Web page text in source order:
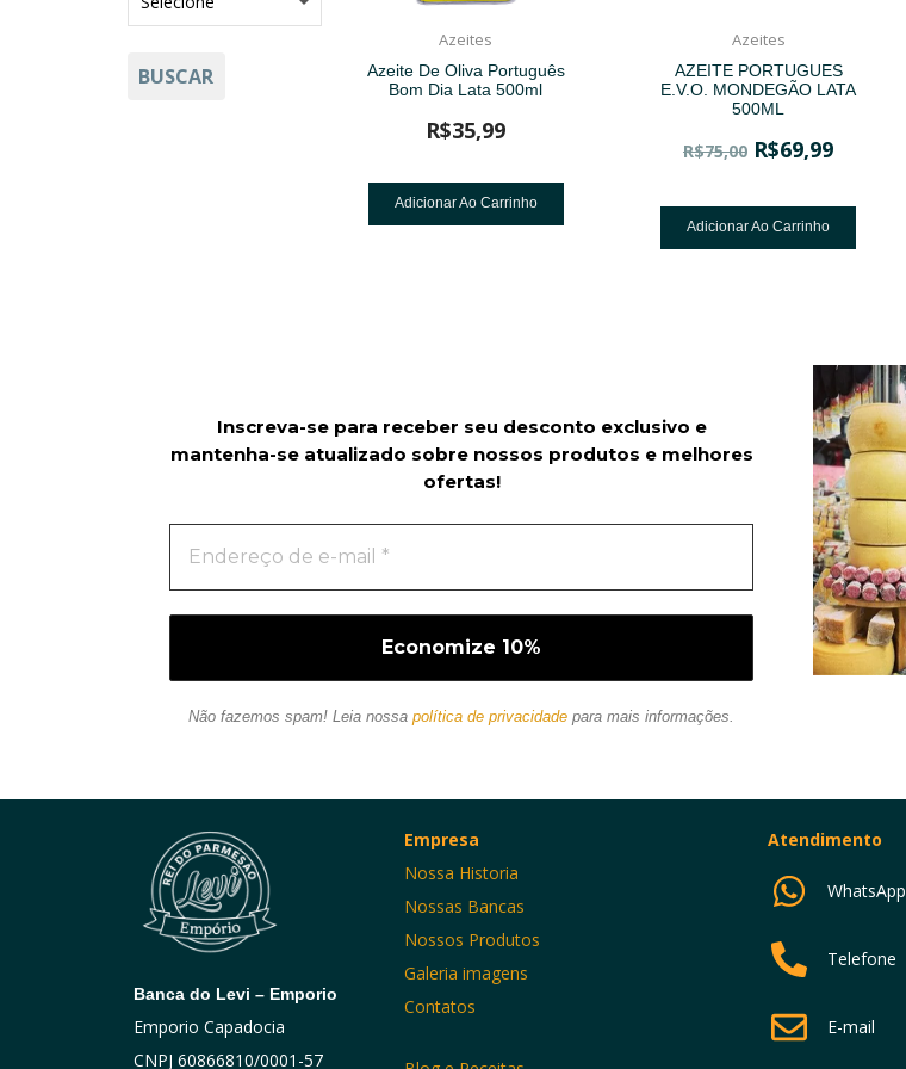
BUSCAR
Azeites
Azeite De Oliva Português
Bom Dia Lata 500ml
R$35,99
Adicionar Ao Carrinho
Azeites
AZEITE PORTUGUES
E.V.O. MONDEGÃO LATA
500ML
R$75,00 R$69,99
Adicionar Ao Carrinho
Inscreva-se para receber seu desconto exclusivo e
mantenha-se atualizado sobre nossos produtos e melhores
ofertas!
Não fazemos spam! Leia nossa política de privacidade para mais informações.
Banca do Levi – Emporio
Emporio Capadocia
CNPJ 60866810/0001-57
Empresa
Nossa Historia
Nossas Bancas
Nossos Produtos
Galeria imagens
Contatos
Atendimento
WhatsApp
Telefone
E-mail